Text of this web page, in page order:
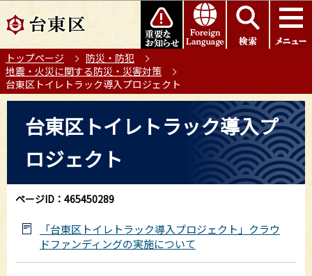
の
ー
ジ
の
このページの本文へ移動
トップページ
防災・防犯
地震・火災に関する防災・災害対策
台東区トイレトラック導入プロジェクト
ら
台東区トイレトラック導入プ
ロジェクト
ページID：465450289
「台東区トイレトラック導入プロジェクト」クラウ
ドファンディングの実施について